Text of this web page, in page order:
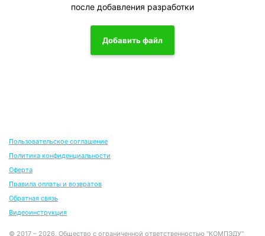
после добавления разработки
Добавить файл
Пользовательское соглашение
Политика конфиденциальности
Оферта
Правила оплаты и возвратов
Обратная связь
Видеоинструкция
© 2017 – 2026, Общество с ограниченной ответственностью "КОМПЭДУ"